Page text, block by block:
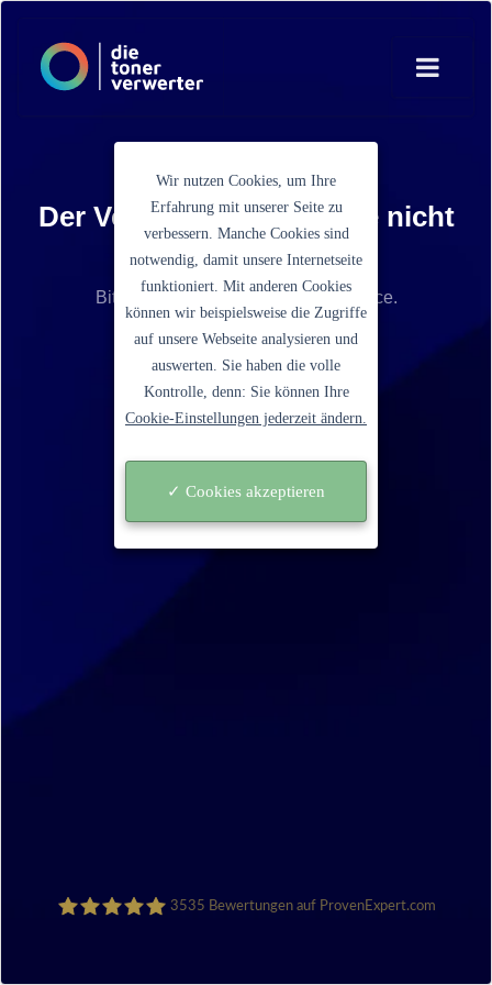
Der Verkaufspreis konnte nicht
ermittelt werden
Bitte kontaktieren Sie unseren Service.
Ein Schritt zurück gehen
3535 Bewertungen auf ProvenExpert.com
Wir nutzen Cookies, um Ihre
Erfahrung mit unserer Seite zu
verbessern. Manche Cookies sind
notwendig, damit unsere Internetseite
funktioniert. Mit anderen Cookies
können wir beispielsweise die Zugriffe
auf unsere Webseite analysieren und
auswerten. Sie haben die volle
Kontrolle, denn: Sie können Ihre
Cookie-Einstellungen jederzeit ändern.
✓ Cookies akzeptieren